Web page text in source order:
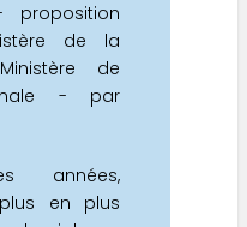
proposition
de la
de
- par
années,
en plus